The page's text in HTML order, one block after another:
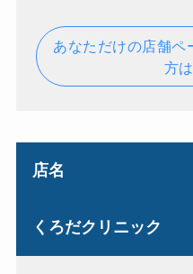
あなただけの店舗ペ
方
店名
くろだクリニック